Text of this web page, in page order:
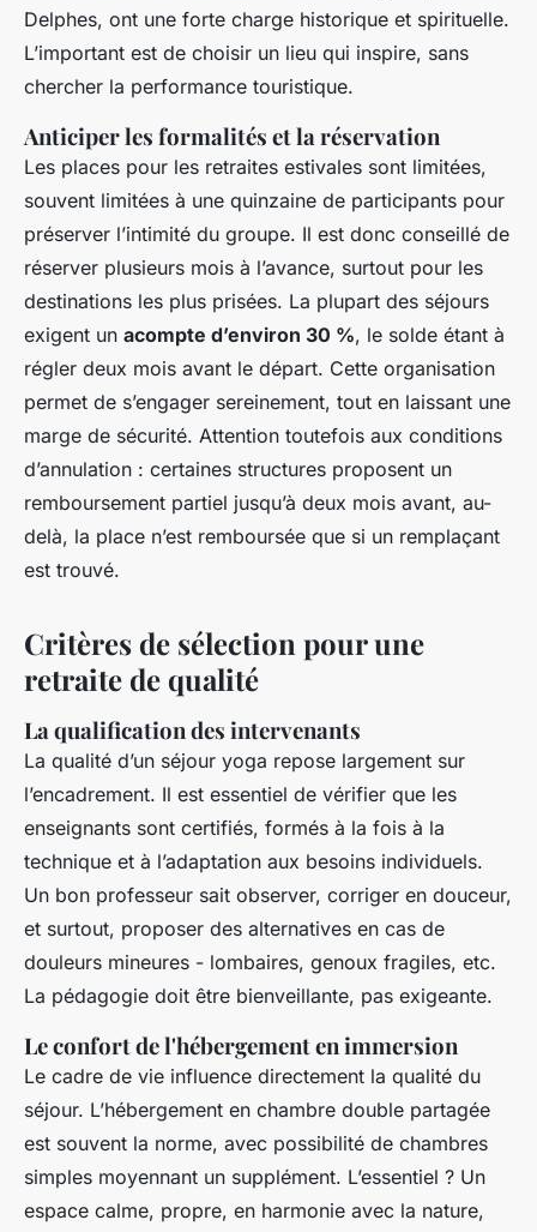
Delphes, ont une forte charge historique et spirituelle.
L’important est de choisir un lieu qui inspire, sans
chercher la performance touristique.
Anticiper les formalités et la réservation
Les places pour les retraites estivales sont limitées,
souvent limitées à une quinzaine de participants pour
préserver l’intimité du groupe. Il est donc conseillé de
réserver plusieurs mois à l’avance, surtout pour les
destinations les plus prisées. La plupart des séjours
exigent un acompte d’environ 30 %, le solde étant à
régler deux mois avant le départ. Cette organisation
permet de s’engager sereinement, tout en laissant une
marge de sécurité. Attention toutefois aux conditions
d’annulation : certaines structures proposent un
remboursement partiel jusqu’à deux mois avant, au-
delà, la place n’est remboursée que si un remplaçant
est trouvé.
Critères de sélection pour une
retraite de qualité
La qualification des intervenants
La qualité d’un séjour yoga repose largement sur
l’encadrement. Il est essentiel de vérifier que les
enseignants sont certifiés, formés à la fois à la
technique et à l’adaptation aux besoins individuels.
Un bon professeur sait observer, corriger en douceur,
et surtout, proposer des alternatives en cas de
douleurs mineures - lombaires, genoux fragiles, etc.
La pédagogie doit être bienveillante, pas exigeante.
Le confort de l'hébergement en immersion
Le cadre de vie influence directement la qualité du
séjour. L’hébergement en chambre double partagée
est souvent la norme, avec possibilité de chambres
simples moyennant un supplément. L’essentiel ? Un
espace calme, propre, en harmonie avec la nature,